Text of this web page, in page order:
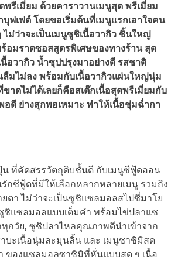
รีเมี่ยม ด้วยคาราวานเมนูสุด พรีเมี่ยม
ฟเฟต์ โดยขอเริ่มต้นที่เมนูแรกเอาใจคน
ไม่ว่าจะเป็นเมนูซูชิเนื้อวากิว ชิ้นใหญ่
อมราดซอสสูตรพิเศษของทางร้าน สุด
นื้อวากิว น้ำซุปปรุงมาอย่างดี รสชาติ
มไม่ลง พร้อมกับเนื้อวากิวแผ่นใหญ่นุ่ม
าดไม่ได้เลยก็คือสเต๊กเนื้อสุดพรีเมี่ยมกับ
ดี ย่างสุกพอเหมาะ ทำให้เนื้อชุ่มฉ่ำกา
ที่คัดสรรวัตถุดิบชั้นดี กับเมนูซีฟู้ดออน
กซีฟู้ดที่มีให้เลือกหลากหลายเมนู รวมถึง
ตา ไม่ว่าจะเป็นซูชิแซลมอลสไปซี่มาโย
ชิแซลมอลแบบเต็มคำ พร้อมไข่ปลาแซ
กวัย, ซูชิปลาไหลคุณภาพดีนำเข้าจาก
บะเนื้อนุ่มละมุนลิ้น และ เมนูซาซิมิสด
ของแซลมอลซาซิมิที่หั่นแบบสด ๆ เนื้อ